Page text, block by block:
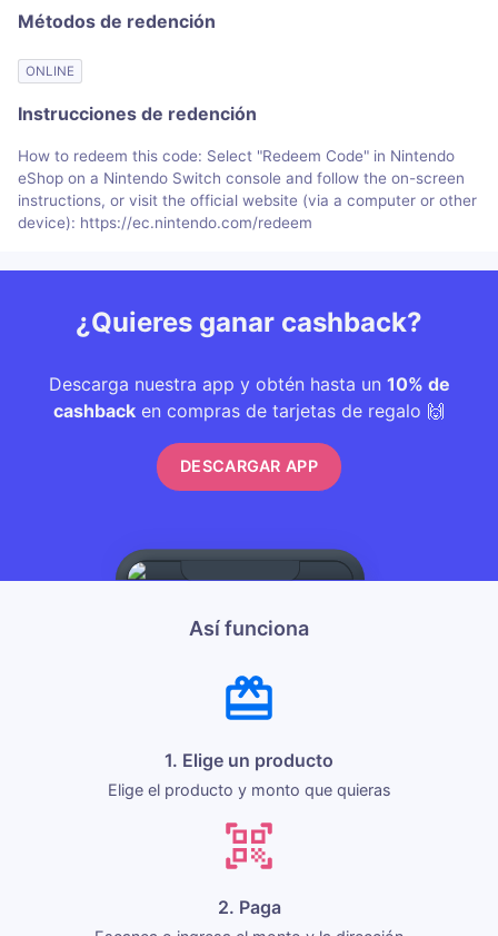
Métodos de redención
ONLINE
Instrucciones de redención
How to redeem this code: Select "Redeem Code" in Nintendo
eShop on a Nintendo Switch console and follow the on-screen
instructions, or visit the official website (via a computer or other
device): https://ec.nintendo.com/redeem
¿Quieres ganar cashback?
Descarga nuestra app y obtén hasta un 10% de
cashback en compras de tarjetas de regalo 🙌
DESCARGAR APP
Así funciona
1. Elige un producto
Elige el producto y monto que quieras
2. Paga